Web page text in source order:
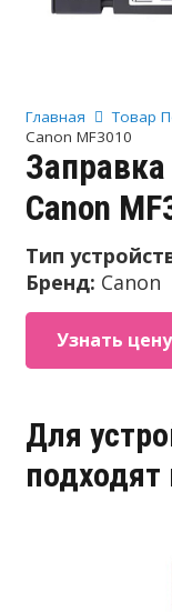
Главная
Товар
Canon MF3010
Canon
Тип
Бренд: Canon
Узнать цену
Для